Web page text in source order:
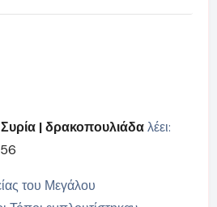
Συρία | δρακοπουλιάδα λέει:
του Μεγάλου